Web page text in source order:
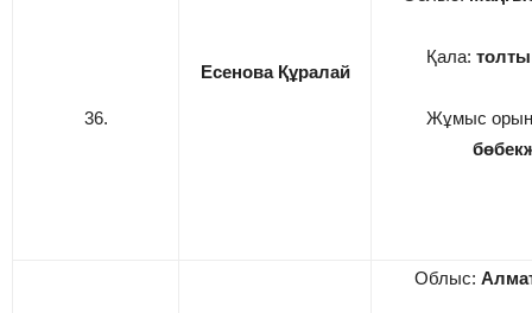
36.
Есенова Құралай
Қала:
Жұмыс
Облыс: